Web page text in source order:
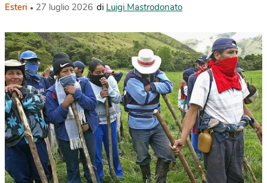
Esteri 27 luglio 2026 di Luigi Mastrodonato